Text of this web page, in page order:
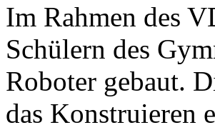
Im Rahmen des
Schülern des
Roboter gebaut.
das Konstruieren